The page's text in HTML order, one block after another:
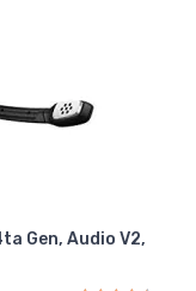
Gen, Audio V2,